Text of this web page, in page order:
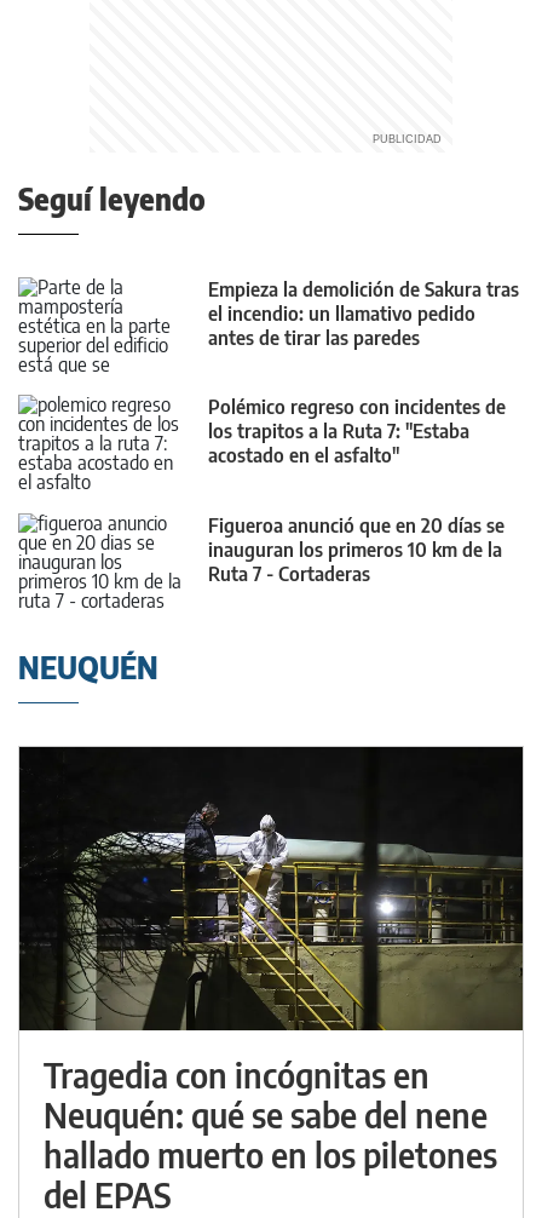
Seguí leyendo
Empieza la demolición de Sakura tras
el incendio: un llamativo pedido
antes de tirar las paredes
Polémico regreso con incidentes de
los trapitos a la Ruta 7: "Estaba
acostado en el asfalto"
Figueroa anunció que en 20 días se
inauguran los primeros 10 km de la
Ruta 7 - Cortaderas
NEUQUÉN
Tragedia con incógnitas en
Neuquén: qué se sabe del nene
hallado muerto en los piletones
del EPAS